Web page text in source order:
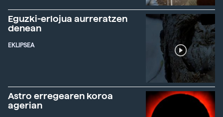
Eguzki-erlojua aurreratzen
denean
EKLIPSEA
Astro erregearen koroa
agerian